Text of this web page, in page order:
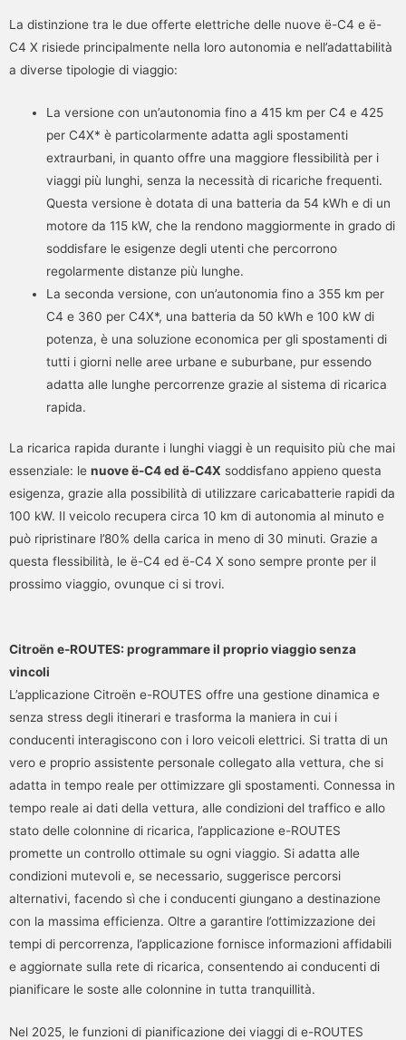
La distinzione tra le due offerte elettriche delle nuove ë-C4 e ë-
C4 X risiede principalmente nella loro autonomia e nell’adattabilità
a diverse tipologie di viaggio:
La versione con un’autonomia fino a 415 km per C4 e 425
per C4X* è particolarmente adatta agli spostamenti
extraurbani, in quanto offre una maggiore flessibilità per i
viaggi più lunghi, senza la necessità di ricariche frequenti.
Questa versione è dotata di una batteria da 54 kWh e di un
motore da 115 kW, che la rendono maggiormente in grado di
soddisfare le esigenze degli utenti che percorrono
regolarmente distanze più lunghe.
La seconda versione, con un’autonomia fino a 355 km per
C4 e 360 per C4X*, una batteria da 50 kWh e 100 kW di
potenza, è una soluzione economica per gli spostamenti di
tutti i giorni nelle aree urbane e suburbane, pur essendo
adatta alle lunghe percorrenze grazie al sistema di ricarica
rapida.
La ricarica rapida durante i lunghi viaggi è un requisito più che mai
essenziale: le nuove ë-C4 ed ë-C4X soddisfano appieno questa
esigenza, grazie alla possibilità di utilizzare caricabatterie rapidi da
100 kW. Il veicolo recupera circa 10 km di autonomia al minuto e
può ripristinare l’80% della carica in meno di 30 minuti. Grazie a
questa flessibilità, le ë-C4 ed ë-C4 X sono sempre pronte per il
prossimo viaggio, ovunque ci si trovi.
Citroën e-ROUTES: programmare il proprio viaggio senza
vincoli
L’applicazione Citroën e-ROUTES offre una gestione dinamica e
senza stress degli itinerari e trasforma la maniera in cui i
conducenti interagiscono con i loro veicoli elettrici. Si tratta di un
vero e proprio assistente personale collegato alla vettura, che si
adatta in tempo reale per ottimizzare gli spostamenti. Connessa in
tempo reale ai dati della vettura, alle condizioni del traffico e allo
stato delle colonnine di ricarica, l’applicazione e-ROUTES
promette un controllo ottimale su ogni viaggio. Si adatta alle
condizioni mutevoli e, se necessario, suggerisce percorsi
alternativi, facendo sì che i conducenti giungano a destinazione
con la massima efficienza. Oltre a garantire l’ottimizzazione dei
tempi di percorrenza, l’applicazione fornisce informazioni affidabili
e aggiornate sulla rete di ricarica, consentendo ai conducenti di
pianificare le soste alle colonnine in tutta tranquillità.
Nel 2025, le funzioni di pianificazione dei viaggi di e-ROUTES